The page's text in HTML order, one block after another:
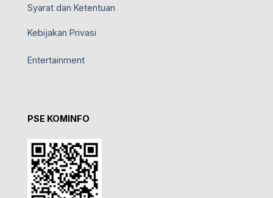
Syarat dan Ketentuan
Kebijakan Privasi
Entertainment
PSE KOMINFO